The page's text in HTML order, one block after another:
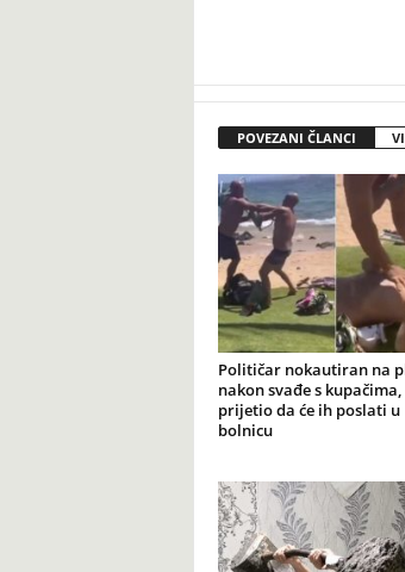
POVEZANI ČLANCI
Političar nokautiran na
nakon svađe s kupačima,
prijetio da će ih poslati u
bolnicu